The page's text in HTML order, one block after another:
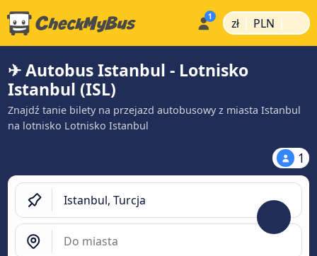
zł | PLN |
✈ Autobus Istanbul - Lotnisko
Istanbul (ISL)
Znajdź tanie bilety na przejazd autobusowy z miasta Istanbul
na lotnisko Lotnisko Istanbul
1